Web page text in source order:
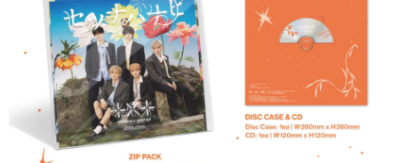
４．使用「AFTEE先享後付」時，將依據個別帳號之用戶狀況，依本公司即
時審查核予不同之上限額度；若仍有額度不足之情形，本公司將視審查結果
請求用戶進行身份認證。
５．嚴禁一人註冊多個帳號或使用他人資訊註冊。若發現惡意使用之情形，
恩沛科技股份有限公司將有權停止該用戶之使用額度並採取法律行動。
免運費
亞洲國家/地區配送 查看運費
北美國家/地區配送 查看運費
歐洲國家/地區配送 查看運費